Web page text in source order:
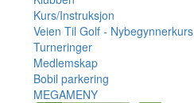
Kurs/Instruksjon
Veien Til Golf - Nybegynnerkurs
Turneringer
Medlemskap
Bobil parkering
MEGAMENY